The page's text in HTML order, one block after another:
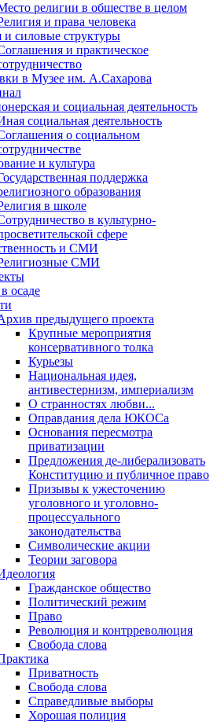
религии в обществе в целом
и права человека
силовые структуры
и практическое
в Музее им. А.Сахарова
и социальная деятельность
социальная деятельность
о социальном
и культура
поддержка
образования
в школе
в культурно-
сфере
и СМИ
СМИ
осаде
предыдущего проекта
Крупные мероприятия
консервативного толка
Курьезы
Национальная идея,
антивестернизм, империализм
О странностях любви...
Оправдания дела ЮКОСа
Основания пересмотра
приватизации
Предложения де-либерализовать
Конституцию и публичное право
Призывы к ужесточению
уголовного и уголовно-
процессуального
законодательства
Символические акции
Теории заговора
Гражданское общество
Политический режим
Право
Революция и контрреволюция
Свобода слова
Приватность
Свобода слова
Справедливые выборы
Хорошая полиция